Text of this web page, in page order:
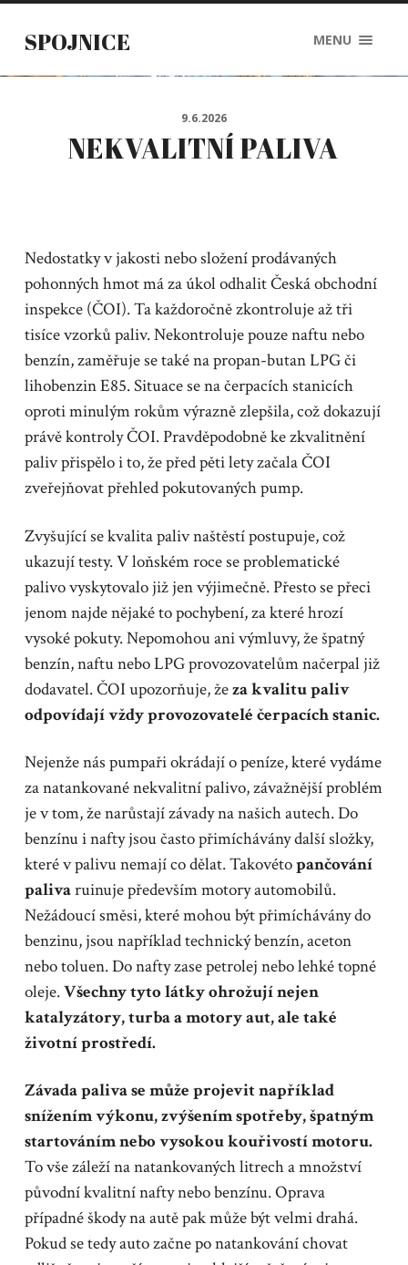
SPOJNICE MENU
9.6.2026
NEKVALITNÍ PALIVA
Nedostatky v jakosti nebo složení prodávaných
pohonných hmot má za úkol odhalit Česká obchodní
inspekce (ČOI). Ta každoročně zkontroluje až tři
tisíce vzorků paliv. Nekontroluje pouze naftu nebo
benzín, zaměřuje se také na propan-butan LPG či
lihobenzin E85. Situace se na čerpacích stanicích
oproti minulým rokům výrazně zlepšila, což dokazují
právě kontroly ČOI. Pravděpodobně ke zkvalitnění
paliv přispělo i to, že před pěti lety začala ČOI
zveřejňovat přehled pokutovaných pump.
Zvyšující se kvalita paliv naštěstí postupuje, což
ukazují testy. V loňském roce se problematické
palivo vyskytovalo již jen výjimečně. Přesto se přeci
jenom najde nějaké to pochybení, za které hrozí
vysoké pokuty. Nepomohou ani výmluvy, že špatný
benzín, naftu nebo LPG provozovatelům načerpal již
dodavatel. ČOI upozorňuje, žeza kvalitu paliv
odpovídají vždy provozovatelé čerpacích stanic.
Nejenže nás pumpaři okrádají o peníze, které vydáme
za natankované nekvalitní palivo, závažnější problém
je v tom, že narůstají závady na našich autech. Do
benzínu i nafty jsou často přimíchávány další složky,
které v palivu nemají co dělat. Takovétopančování
palivaruinuje především motory automobilů.
Nežádoucí směsi, které mohou být přimíchávány do
benzinu, jsou například technický benzín, aceton
nebo toluen. Do nafty zase petrolej nebo lehké topné
oleje.Všechny tyto látky ohrožují nejen
katalyzátory, turba a motory aut, ale také
životní prostředí.
Závada paliva se může projevit například
snížením výkonu, zvýšením spotřeby, špatným
startováním nebo vysokou kouřivostí motoru.
To vše záleží na natankovaných litrech a množství
původní kvalitní nafty nebo benzínu. Oprava
případné škody na autě pak může být velmi drahá.
Pokud se tedy auto začne po natankování chovat